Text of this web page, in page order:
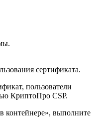
сертификата.
пользователи
КриптоПро CSP.
контейнере», выполните